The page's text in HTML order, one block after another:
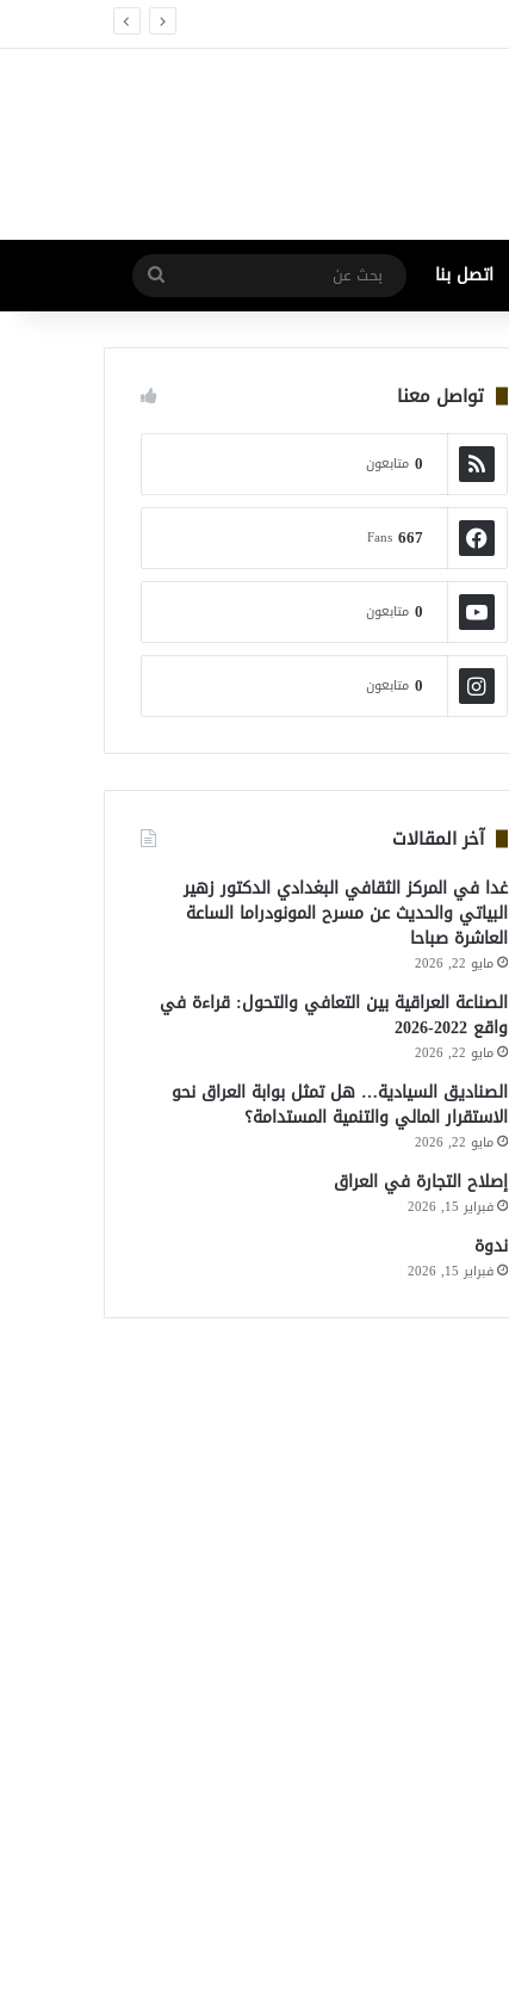
اتصل بنا
بحث
عن
تواصل معنا
0 متابعون
667
Fans
0 متابعون
0 متابعون
آخر المقالات
غدا في المركز الثقافي البغدادي الدكتور زهير
البياتي والحديث عن مسرح المونودراما الساعة
العاشرة صباحا
مايو 22, 2026
الصناعة العراقية بين التعافي والتحول: قراءة في
واقع 2022-2026
مايو 22, 2026
الصناديق السيادية… هل تمثل بوابة العراق نحو
الاستقرار المالي والتنمية المستدامة؟
مايو 22, 2026
إصلاح التجارة في العراق
فبراير 15, 2026
ندوة
فبراير 15, 2026